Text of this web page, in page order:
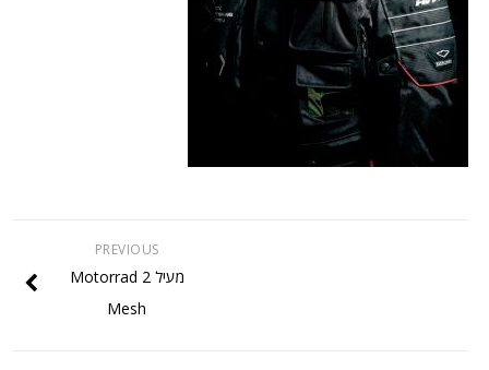
PREVIOUS
מעיל Motorrad 2
Mesh